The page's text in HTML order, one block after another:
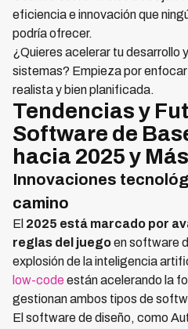
eficiencia e innovación que
podría ofrecer.
¿Quieres acelerar tu desarrollo
sistemas? Empieza por
realista y bien planificada.
Tendencias y
Software de
hacia 2025 y
Innovaciones
camino
El 2025 está marcado por
reglas del juegoen software
explosión de la inteligencia
low-code están acelerando la
gestionan ambos tipos de
El software de diseño, como